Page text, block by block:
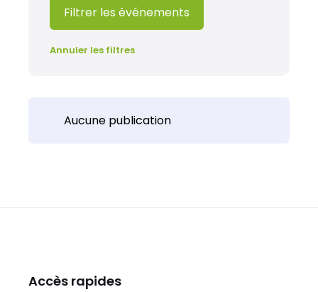
Filtrer les événements
Annuler les filtres
Aucune publication
Accès rapides